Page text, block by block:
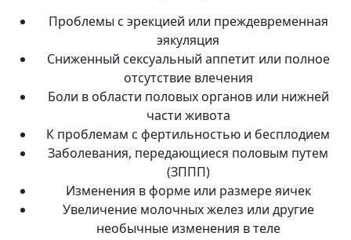
Проблемы с эрекцией или преждевременная
эякуляция
Сниженный сексуальный аппетит или полное
отсутствие влечения
Боли в области половых органов или нижней
части живота
К проблемам с фертильностью и бесплодием
Заболевания, передающиеся половым путем
(ЗППП)
Изменения в форме или размере яичек
Увеличение молочных желез или другие
необычные изменения в теле